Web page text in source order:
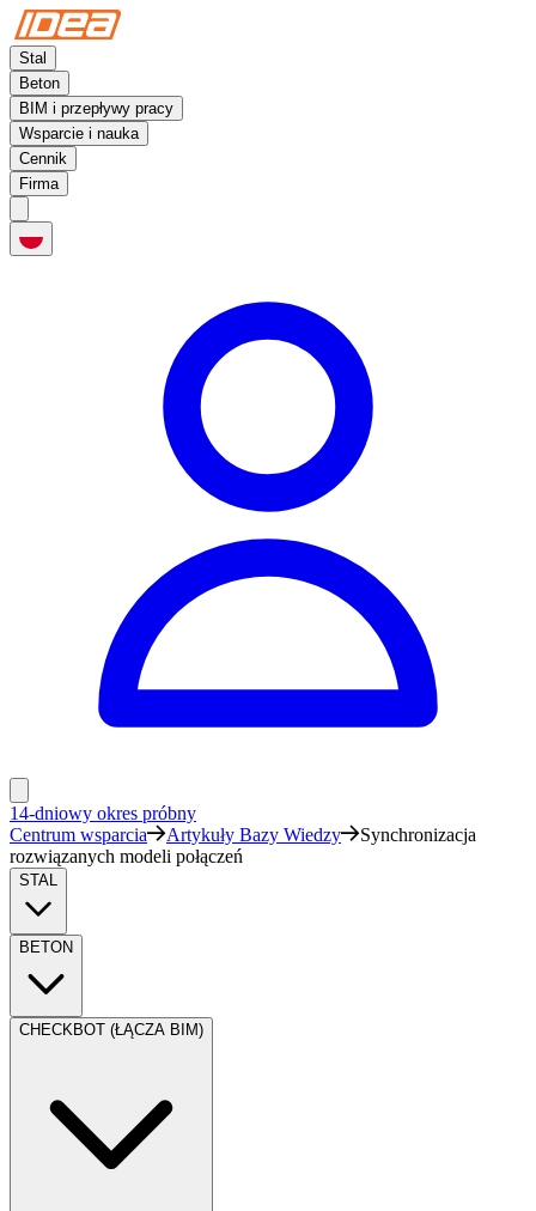
Stal
Beton
BIM i przepływy pracy
Wsparcie i nauka
Cennik
Firma
14-dniowy okres próbny
Centrum wsparcia
Artykuły Bazy Wiedzy
Synchronizacja
rozwiązanych modeli połączeń
STAL
BETON
CHECKBOT (ŁĄCZA BIM)